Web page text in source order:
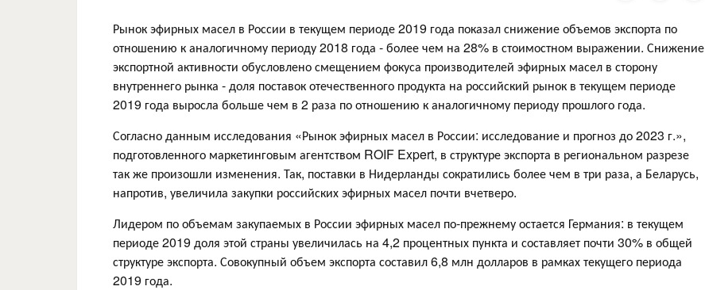
Рынок эфирных масел в России в текущем периоде 2019 года показал снижение объемов экспорта по
отношению к аналогичному периоду 2018 года - более чем на 28% в стоимостном выражении. Снижение
экспортной активности обусловлено смещением фокуса производителей эфирных масел в сторону
внутреннего рынка - доля поставок отечественного продукта на российский рынок в текущем периоде
2019 года выросла больше чем в 2 раза по отношению к аналогичному периоду прошлого года.
Согласно данным исследования «Рынок эфирных масел в России: исследование и прогноз до 2023 г.»,
подготовленного маркетинговым агентством ROIF Expert, в структуре экспорта в региональном разрезе
так же произошли изменения. Так, поставки в Нидерланды сократились более чем в три раза, а Беларусь,
напротив, увеличила закупки российских эфирных масел почти вчетверо.
Лидером по объемам закупаемых в России эфирных масел по-прежнему остается Германия: в текущем
периоде 2019 доля этой страны увеличилась на 4,2 процентных пункта и составляет почти 30% в общей
структуре экспорта. Совокупный объем экспорта составил 6,8 млн долларов в рамках текущего периода
2019 года.